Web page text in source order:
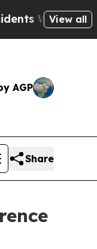
of
View all
AGP
Share